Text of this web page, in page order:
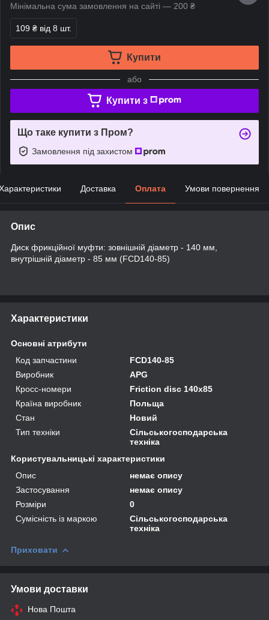
Мінімальна сума замовлення на сайті — 200 ₴
109 ₴ від 8 шт.
Купити
або
Купити з
Що таке купити з Пром?
Замовлення під захистом
Доставка Оплата Умови повернення
Опис
Диск фрикційної муфти: зовнішній діаметр - 140 мм,
внутрішній діаметр - 85 мм (FCD140-85)
Характеристики
Основні атрибути
Код запчастини
FCD140-85
Виробник
APG
Кросс-номери
Friction disc 140x85
Країна виробник
Польща
Стан
Новий
Тип техніки
Сільськогосподарська
техніка
Користувальницькі характеристики
Опис
немає опису
Застосування
немає опису
Розміри
0
Сумісність із маркою
Сільськогосподарська
техніка
Приховати
Умови доставки
Нова Пошта